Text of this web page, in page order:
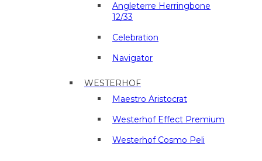
Angleterre Herringbone
12/33
Celebration
Navigator
WESTERHOF
Maestro Aristocrat
Westerhof Effect Premium
Westerhof Cosmo Peli